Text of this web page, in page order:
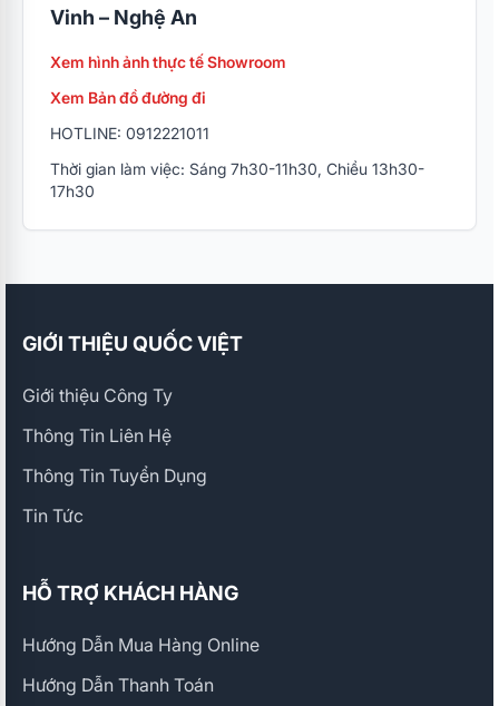
Vinh – Nghệ An
Xem hình ảnh thực tế Showroom
Xem Bản đồ đường đi
HOTLINE: 0912221011
Thời gian làm việc: Sáng 7h30-11h30, Chiều 13h30-
17h30
GIỚI THIỆU QUỐC VIỆT
Giới thiệu Công Ty
Thông Tin Liên Hệ
Thông Tin Tuyển Dụng
Tin Tức
HỖ TRỢ KHÁCH HÀNG
Hướng Dẫn Mua Hàng Online
Hướng Dẫn Thanh Toán